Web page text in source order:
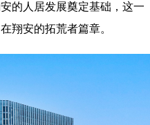
的人居发展奠定基础，这一
翔安的拓荒者篇章。